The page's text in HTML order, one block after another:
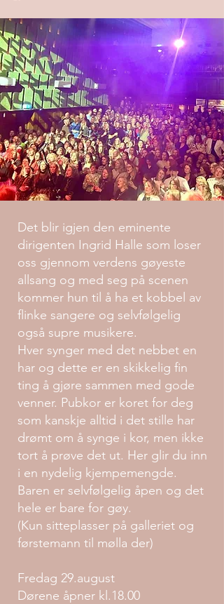
Det blir igjen den eminente
dirigenten Ingrid Halle som loser
oss gjennom verdens gøyeste
allsang og med seg på scenen
kommer hun til å ha et kobbel av
flinke sangere og selvfølgelig
også supre musikere.
Hver synger med det nebbet en
har og dette er en skikkelig fin
ting å gjøre sammen med gode
venner. Pubkor er koret for deg
som kanskje alltid i det stille har
drømt om å synge i kor, men ikke
tort å prøve det ut. Her glir du inn
i en nydelig kjempemengde.
Baren er selvfølgelig åpen og det
hele er bare for gøy.
(Kun sitteplasser på galleriet og
førstemann til mølla der)
Fredag 29.august
Dørene åpner kl.18.00